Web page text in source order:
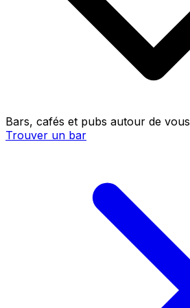
Bars, cafés et pubs autour de vous
Trouver un bar